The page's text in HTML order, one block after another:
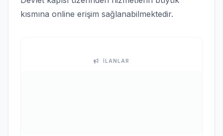
kısmına online erişim sağlanabilmektedir.
İLANLAR